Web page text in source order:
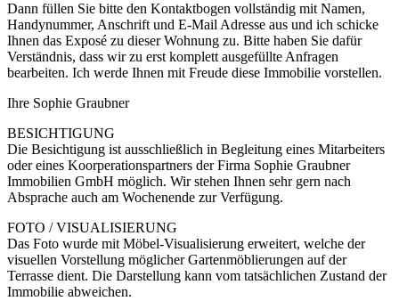
Dann füllen Sie bitte den Kontaktbogen vollständig mit Namen,
Handynummer, Anschrift und E-Mail Adresse aus und ich schicke
Ihnen das Exposé zu dieser Wohnung zu. Bitte haben Sie dafür
Verständnis, dass wir zu erst komplett ausgefüllte Anfragen
bearbeiten. Ich werde Ihnen mit Freude diese Immobilie vorstellen.
Ihre Sophie Graubner
BESICHTIGUNG
Die Besichtigung ist ausschließlich in Begleitung eines Mitarbeiters
oder eines Koorperationspartners der Firma Sophie Graubner
Immobilien GmbH möglich. Wir stehen Ihnen sehr gern nach
Absprache auch am Wochenende zur Verfügung.
FOTO / VISUALISIERUNG
Das Foto wurde mit Möbel-Visualisierung erweitert, welche der
visuellen Vorstellung möglicher Gartenmöblierungen auf der
Terrasse dient. Die Darstellung kann vom tatsächlichen Zustand der
Immobilie abweichen.